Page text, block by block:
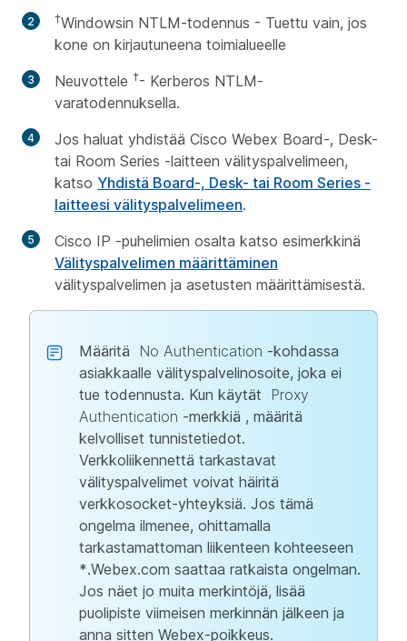
†Windowsin NTLM-todennus - Tuettu vain, jos
kone on kirjautuneena toimialueelle
Neuvottele †- Kerberos NTLM-
varatodennuksella.
Jos haluat yhdistää Cisco Webex Board-, Desk-
tai Room Series -laitteen välityspalvelimeen,
katso Yhdistä Board-, Desk- tai Room Series -
laitteesi välityspalvelimeen.
Cisco IP -puhelimien osalta katso esimerkkinä
Välityspalvelimen määrittäminen
välityspalvelimen ja asetusten määrittämisestä.
Määritä No Authentication -kohdassa
asiakkaalle välityspalvelinosoite, joka ei
tue todennusta. Kun käytät
Proxy
Authentication -merkkiä , määritä
kelvolliset tunnistetiedot.
Verkkoliikennettä tarkastavat
välityspalvelimet voivat häiritä
verkkosocket-yhteyksiä. Jos tämä
ongelma ilmenee, ohittamalla
tarkastamattoman liikenteen kohteeseen
*.Webex.com saattaa ratkaista ongelman.
Jos näet jo muita merkintöjä, lisää
puolipiste viimeisen merkinnän jälkeen ja
anna sitten Webex-poikkeus.